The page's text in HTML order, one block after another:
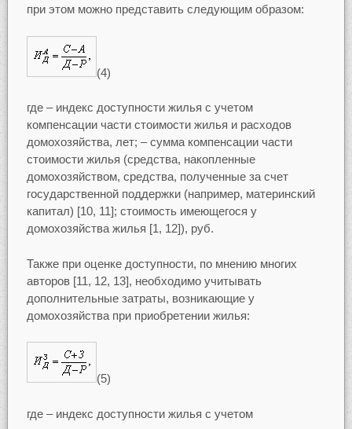
при этом можно представить следующим образом:
(4)
где – индекс доступности жилья с учетом
компенсации части стоимости жилья и расходов
домохозяйства, лет; – сумма компенсации части
стоимости жилья (средства, накопленные
домохозяйством, средства, полученные за счет
государственной поддержки (например, материнский
капитал) [10, 11]; стоимость имеющегося у
домохозяйства жилья [1, 12]), руб.
Также при оценке доступности, по мнению многих
авторов [11, 12, 13], необходимо учитывать
дополнительные затраты, возникающие у
домохозяйства при приобретении жилья:
(5)
где – индекс доступности жилья с учетом